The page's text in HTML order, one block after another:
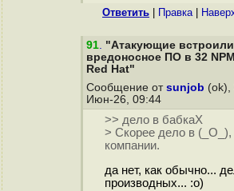
Ответить Правка|
91. "Атакующие встроили
вредоносное ПО в 32
Red Hat"
Сообщение от sunjob (ok),
Июн-26, 09:44
>> дело в бабкаХ
> Скорее дело в (_О_),
компании.
да нет, как обычно...
производных... :о)